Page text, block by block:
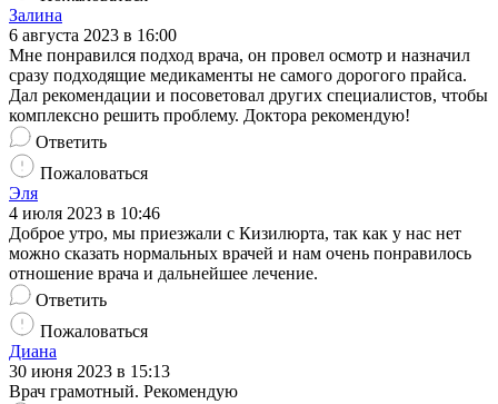
Залина
6 августа 2023 в 16:00
Мне понравился подход врача, он провел осмотр и назначил
сразу подходящие медикаменты не самого дорогого прайса.
Дал рекомендации и посоветовал других специалистов, чтобы
комплексно решить проблему. Доктора рекомендую!
Ответить
Пожаловаться
Эля
4 июля 2023 в 10:46
Доброе утро, мы приезжали с Кизилюрта, так как у нас нет
можно сказать нормальных врачей и нам очень понравилось
отношение врача и дальнейшее лечение.
Ответить
Пожаловаться
Диана
30 июня 2023 в 15:13
Врач грамотный. Рекомендую